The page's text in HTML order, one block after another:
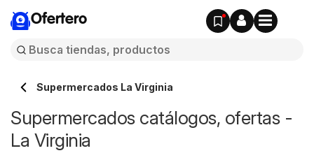
Ofertero
Supermercados La Virginia
Supermercados catálogos, ofertas -
La Virginia